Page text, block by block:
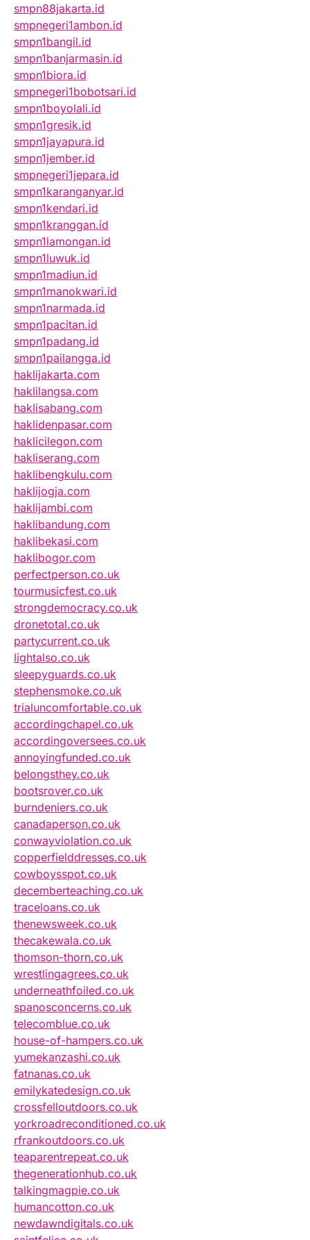
smpn88jakarta.id
smpnegeri1ambon.id
smpn1bangil.id
smpn1banjarmasin.id
smpn1biora.id
smpnegeri1bobotsari.id
smpn1boyolali.id
smpn1gresik.id
smpn1jayapura.id
smpn1jember.id
smpnegeri1jepara.id
smpn1karanganyar.id
smpn1kendari.id
smpn1kranggan.id
smpn1lamongan.id
smpn1luwuk.id
smpn1madiun.id
smpn1manokwari.id
smpn1narmada.id
smpn1pacitan.id
smpn1padang.id
smpn1pailangga.id
haklijakarta.com
haklilangsa.com
haklisabang.com
haklidenpasar.com
haklicilegon.com
hakliserang.com
haklibengkulu.com
haklijogja.com
haklijambi.com
haklibandung.com
haklibekasi.com
haklibogor.com
perfectperson.co.uk
tourmusicfest.co.uk
strongdemocracy.co.uk
dronetotal.co.uk
partycurrent.co.uk
lightalso.co.uk
sleepyguards.co.uk
stephensmoke.co.uk
trialuncomfortable.co.uk
accordingchapel.co.uk
accordingoversees.co.uk
annoyingfunded.co.uk
belongsthey.co.uk
bootsrover.co.uk
burndeniers.co.uk
canadaperson.co.uk
conwayviolation.co.uk
copperfielddresses.co.uk
cowboysspot.co.uk
decemberteaching.co.uk
traceloans.co.uk
thenewsweek.co.uk
thecakewala.co.uk
thomson-thorn.co.uk
wrestlingagrees.co.uk
underneathfoiled.co.uk
spanosconcerns.co.uk
telecomblue.co.uk
house-of-hampers.co.uk
yumekanzashi.co.uk
fatnanas.co.uk
emilykatedesign.co.uk
crossfelloutdoors.co.uk
yorkroadreconditioned.co.uk
rfrankoutdoors.co.uk
teaparentrepeat.co.uk
thegenerationhub.co.uk
talkingmagpie.co.uk
humancotton.co.uk
newdawndigitals.co.uk